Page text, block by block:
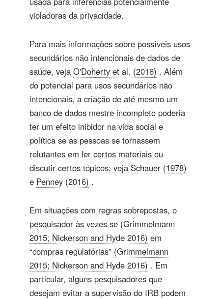
violadoras da privacidade.
Para mais informações sobre possíveis usos
secundários não intencionais de dados de
saúde, veja O'Doherty et al. (2016) . Além
do potencial para usos secundários não
intencionais, a criação de até mesmo um
banco de dados mestre incompleto poderia
ter um efeito inibidor na vida social e
política se as pessoas se tornassem
relutantes em ler certos materiais ou
discutir certos tópicos; veja Schauer (1978)
e Penney (2016) .
Em situações com regras sobrepostas, o
pesquisador às vezes se (Grimmelmann
2015; Nickerson and Hyde 2016) em
“compras regulatórias” (Grimmelmann
2015; Nickerson and Hyde 2016) . Em
particular, alguns pesquisadores que
desejam evitar a supervisão do IRB podem